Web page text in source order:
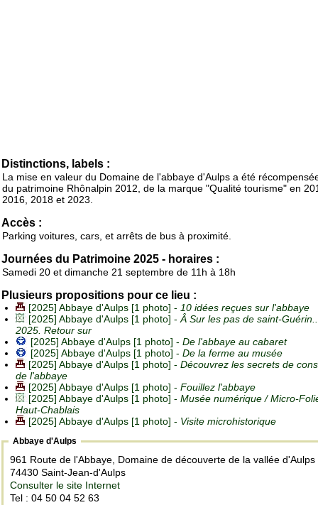
Distinctions, labels :
La mise en valeur du Domaine de l'abbaye d'Aulps a été
du patrimoine Rhônalpin 2012, de la marque "Qualité tourisme" en
2016, 2018 et 2023.
Accès :
Parking voitures, cars, et arrêts de bus à proximité.
Journées du Patrimoine 2025 - horaires :
Samedi 20 et dimanche 21 septembre de 11h à 18h
Plusieurs propositions pour ce lieu :
[2025] Abbaye d'Aulps [1 photo] - 10 idées reçues sur l'abbaye
[2025] Abbaye d'Aulps [1 photo] -Â Sur les pas de saint-
2025. Retour sur
[2025] Abbaye d'Aulps [1 photo] - De l'abbaye au cabaret
[2025] Abbaye d'Aulps [1 photo] - De la ferme au musée
[2025] Abbaye d'Aulps [1 photo] - Découvrez les secrets de
de l'abbaye
[2025] Abbaye d'Aulps [1 photo] - Fouillez l'abbaye
[2025] Abbaye d'Aulps [1 photo] - Musée numérique / Micro-
Haut-Chablais
[2025] Abbaye d'Aulps [1 photo] - Visite microhistorique
Abbaye d'Aulps
961 Route de l'Abbaye, Domaine de découverte de la vallée d'Aulps
74430 Saint-Jean-d'Aulps
Consulter le site Internet
Tel : 04 50 04 52 63